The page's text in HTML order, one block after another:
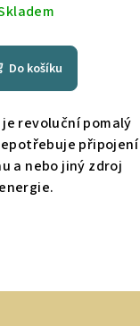
Do košíku
revoluční pomalý
připojení
a nebo jiný zdroj
energie.